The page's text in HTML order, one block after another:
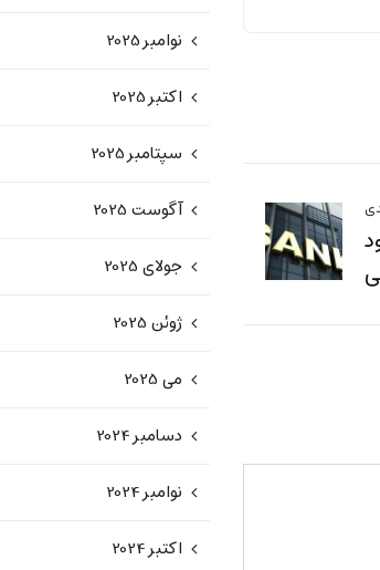
نوامبر 2025
اکتبر 2025
سپتامبر 2025
آگوست 2025
جولای 2025
ژوئن 2025
می 2025
دسامبر 2024
نوامبر 2024
اکتبر 2024